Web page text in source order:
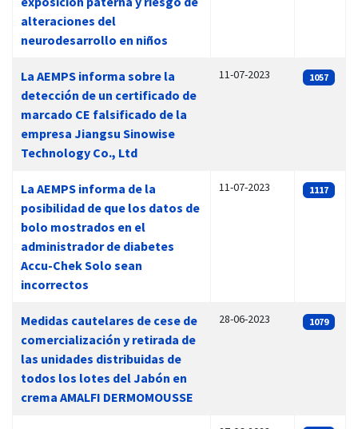
alteraciones del
neurodesarrollo en niños
La AEMPS informa sobre la
detección de un certificado de
marcado CE falsificado de la
empresa Jiangsu Sinowise
Technology Co., Ltd
11-07-2023 1057
La AEMPS informa de la
posibilidad de que los datos de
bolo mostrados en el
administrador de diabetes
Accu-Chek Solo sean
incorrectos
11-07-2023 1117
Medidas cautelares de cese de
comercialización y retirada de
las unidades distribuidas de
todos los lotes del Jabón en
crema AMALFI DERMOMOUSSE
28-06-2023 1079